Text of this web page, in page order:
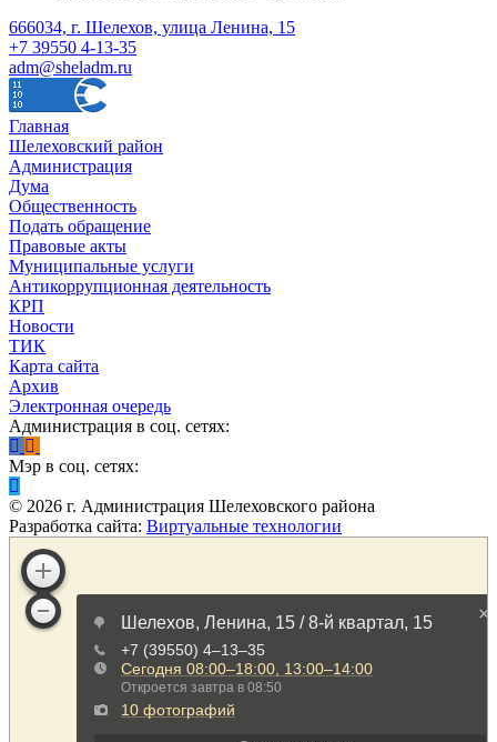
666034, г. Шелехов, улица Ленина, 15
+7 39550 4-13-35
adm@sheladm.ru
Главная
Шелеховский район
Администрация
Дума
Общественность
Подать обращение
Правовые акты
Муниципальные услуги
Антикоррупционная деятельность
КРП
Новости
ТИК
Карта сайта
Архив
Электронная очередь
Администрация в соц. сетях:
Мэр в соц. сетях:
© 2026 г. Администрация Шелеховского района
Разработка сайта: Виртуальные технологии